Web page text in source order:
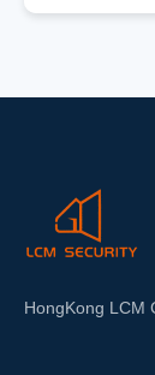
✓Hole
with the
HongKong LCM